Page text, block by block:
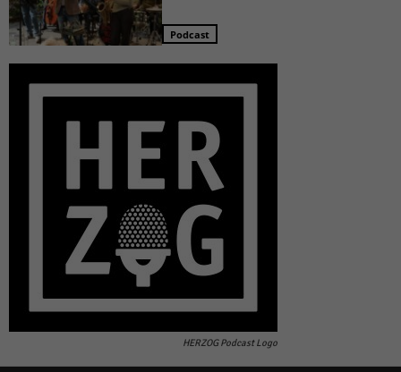
Podcast
HERZOG Podcast Logo